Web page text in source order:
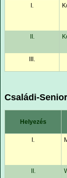
I.
II.
III.
Családi-
Helyezés
I.
II.